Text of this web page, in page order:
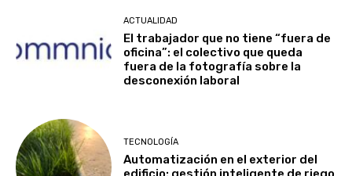
ACTUALIDAD
El trabajador que no tiene “fuera de
oficina”: el colectivo que queda
fuera de la fotografía sobre la
desconexión laboral
TECNOLOGÍA
Automatización en el exterior del